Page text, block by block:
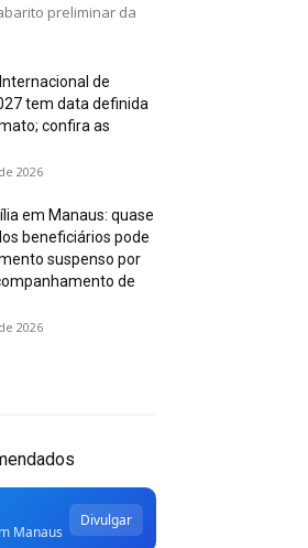
preliminar da
de
tem data definida
confira as
2026
em Manaus: quase
beneficiários pode
suspenso por
de
2026
Manaus
Divulgar